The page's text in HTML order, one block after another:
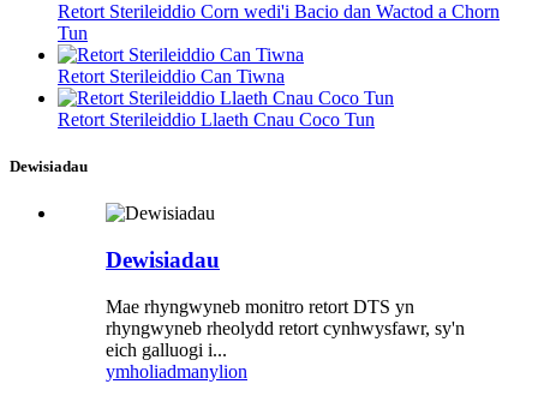
Retort Sterileiddio Corn wedi'i Bacio dan Wactod a Chorn
Tun
Retort Sterileiddio Can Tiwna
Retort Sterileiddio Llaeth Cnau Coco Tun
Dewisiadau
Dewisiadau
Mae rhyngwyneb monitro retort DTS yn
rhyngwyneb rheolydd retort cynhwysfawr, sy'n
eich galluogi i...
ymholiadmanylion